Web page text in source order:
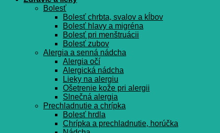
Bolesť
Bolesť chrbta, svalov a kĺbov
Bolesť hlavy a migréna
Bolesť pri menštruácii
Bolesť zubov
Alergia a senná nádcha
Alergia očí
Alergická nádcha
Lieky na alergiu
Ošetrenie kože pri alergii
Slnečná alergia
Prechladnutie a chrípka
Bolesť hrdla
Chrípka a prechladnutie, horúčka